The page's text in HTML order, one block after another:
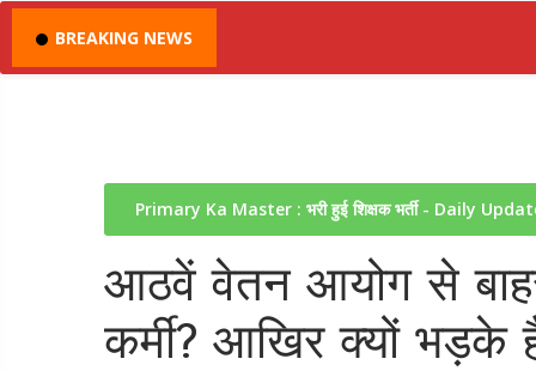
BREAKING NEWS
Primary Ka Master : भरी हुई शिक्षक भर्ती - Daily
आठवें वेतन आयोग से
कर्मी? आखिर क्यों भड़के